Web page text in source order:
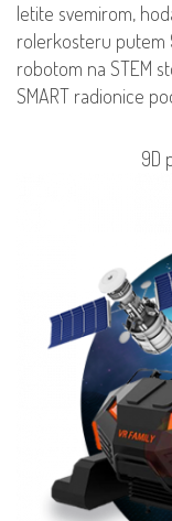
letite svemirom,
rolerkosteru putem
robotom na STEM
SMART radionice
9D